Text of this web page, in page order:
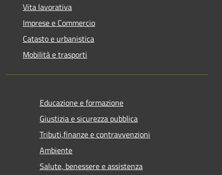
Vita lavorativa
Imprese e Commercio
Catasto e urbanistica
Mobilità e trasporti
Educazione e formazione
Giustizia e sicurezza pubblica
Tributi,finanze e contravvenzioni
Ambiente
Salute, benessere e assistenza